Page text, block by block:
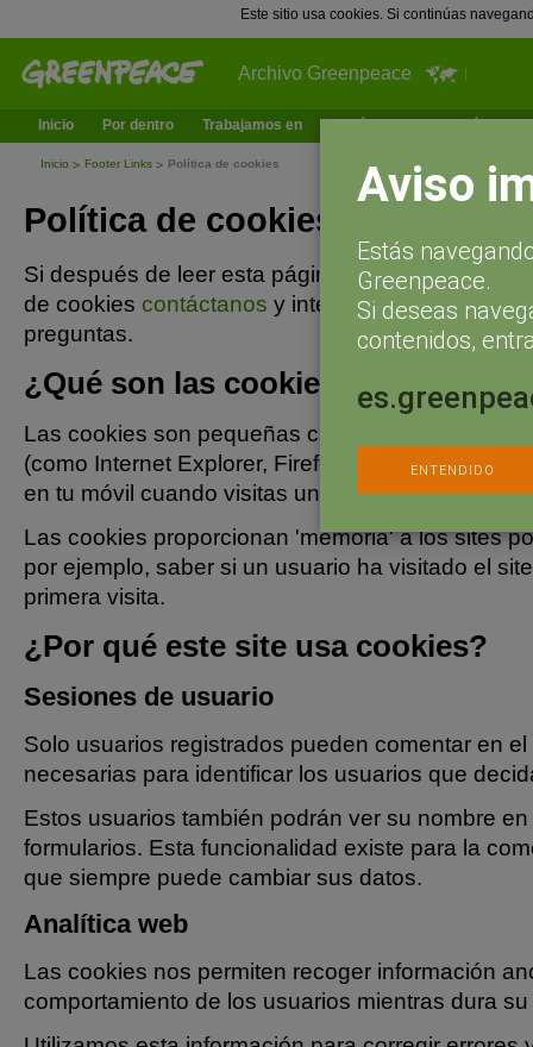
Este sitio usa cookies. Si continúas
Archivo Greenpeace
Inicio Por dentro Trabajamos en ¿Qué puedes hacer tú?
Inicio Footer Links Política de cookies
Política de cookies
Si después de leer esta página aún tienes
de cookies contáctanos y intentaremos ayudarte
preguntas.
¿Qué son las cookies?
Las cookies son pequeñas cadenas de texto
(como Internet Explorer, Firefox o Chrome)
en tu móvil cuando visitas un site.
Las cookies proporcionan 'memoria' a los sites
por ejemplo, saber si un usuario ha visitado el
primera visita.
¿Por qué este site usa cookies?
Sesiones de usuario
Solo usuarios registrados pueden comentar en
necesarias para identificar los usuarios que
Estos usuarios también podrán ver su nombre
formularios. Esta funcionalidad existe para la
que siempre puede cambiar sus datos.
Analítica web
Las cookies nos permiten recoger información
comportamiento de los usuarios mientras dura su
Aviso
Estás
Greenpeace.
Si deseas
contenidos,
ENTENDIDO